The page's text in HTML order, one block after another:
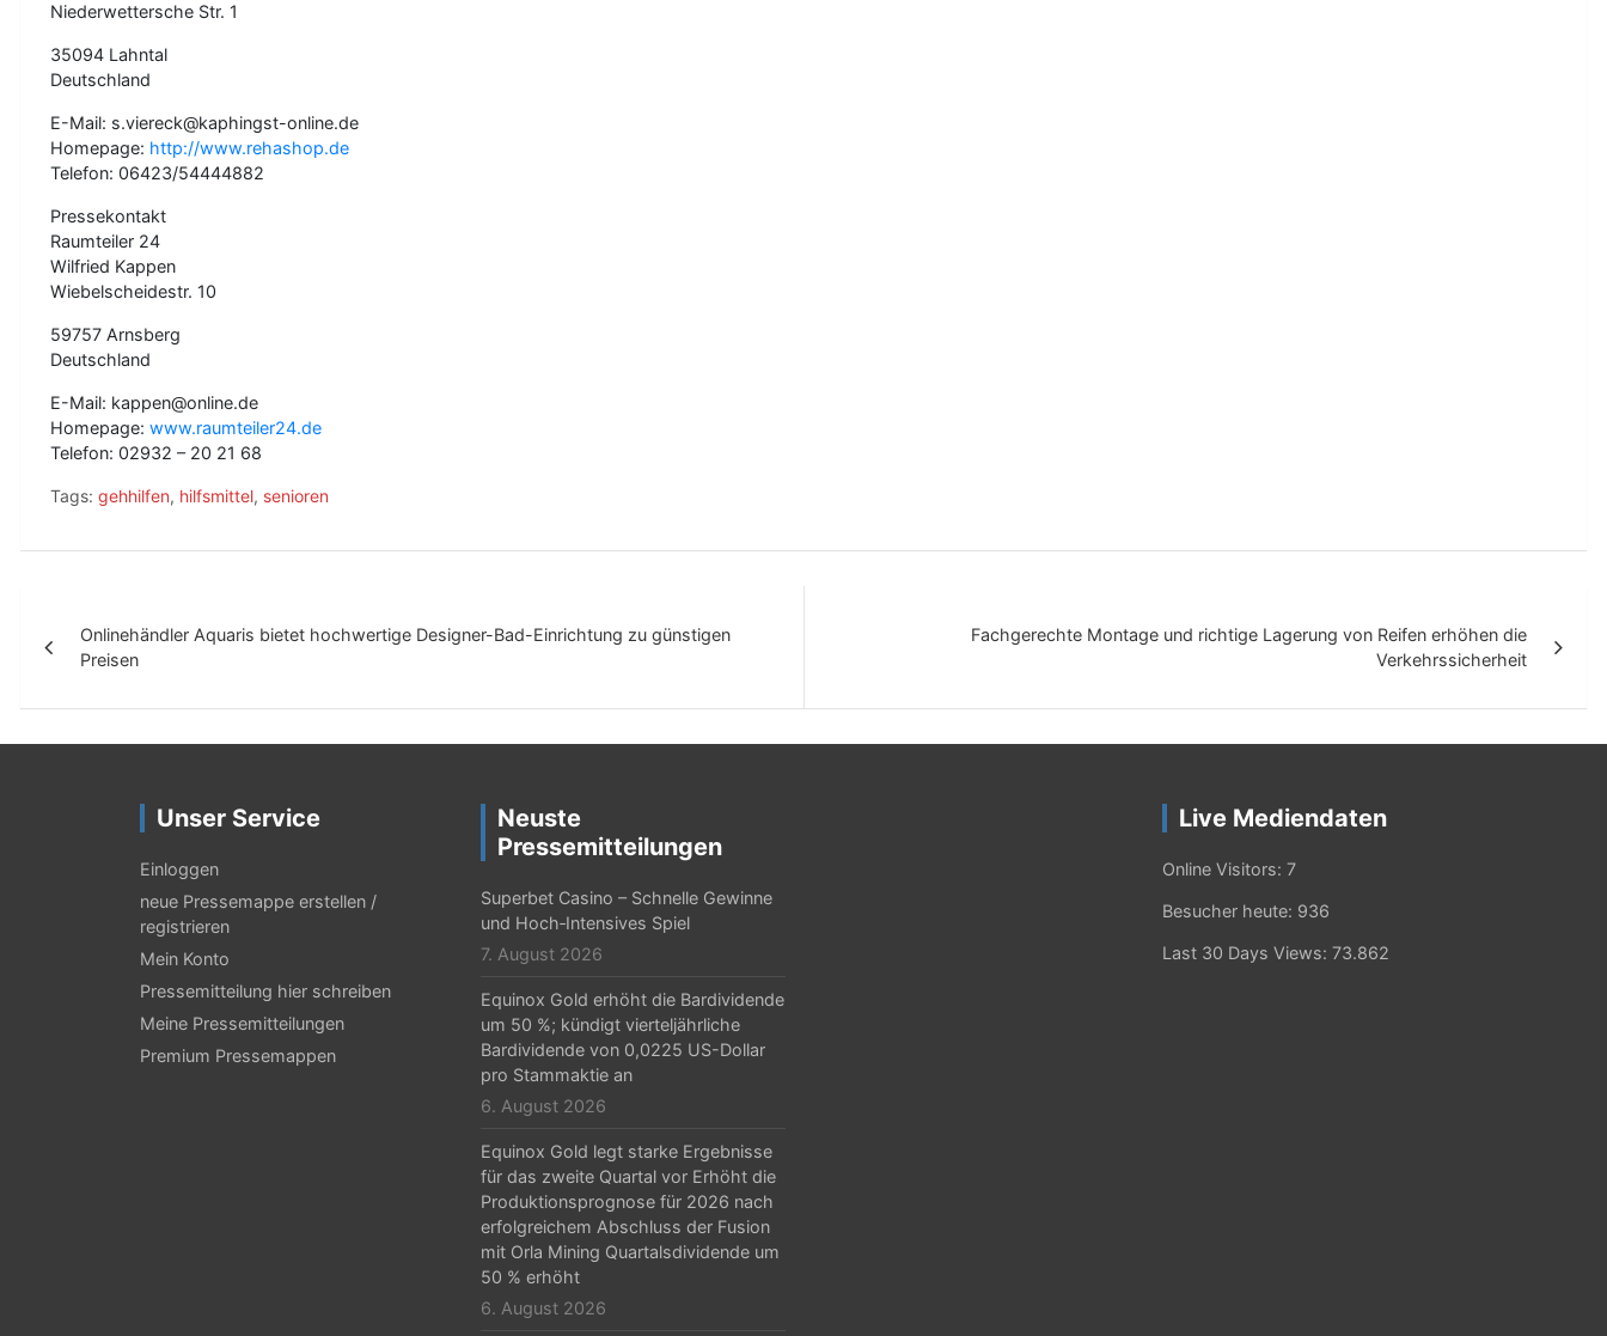
Niederwettersche Str. 1
35094 Lahntal
Deutschland
E-Mail: s.viereck@kaphingst-online.de
Homepage: http://www.rehashop.de
Telefon: 06423/54444882
Pressekontakt
Raumteiler 24
Wilfried Kappen
Wiebelscheidestr. 10
59757 Arnsberg
Deutschland
E-Mail: kappen@online.de
Homepage: www.raumteiler24.de
Telefon: 02932 – 20 21 68
Tags: gehhilfen, hilfsmittel, senioren
Onlinehändler Aquaris bietet hochwertige Designer-Bad-Einrichtung zu günstigen
Preisen
Fachgerechte Montage und richtige Lagerung von Reifen erhöhen die
Verkehrssicherheit
Unser Service
Einloggen
neue Pressemappe erstellen /
registrieren
Mein Konto
Pressemitteilung hier schreiben
Meine Pressemitteilungen
Premium Pressemappen
Neuste
Pressemitteilungen
Superbet Casino – Schnelle Gewinne
und Hoch‑Intensives Spiel
7. August 2026
Equinox Gold erhöht die Bardividende
um 50 %; kündigt vierteljährliche
Bardividende von 0,0225 US-Dollar
pro Stammaktie an
6. August 2026
Equinox Gold legt starke Ergebnisse
für das zweite Quartal vor Erhöht die
Produktionsprognose für 2026 nach
erfolgreichem Abschluss der Fusion
mit Orla Mining Quartalsdividende um
50 % erhöht
6. August 2026
Live Mediendaten
Online Visitors: 7
Besucher heute: 936
Last 30 Days Views: 73.862